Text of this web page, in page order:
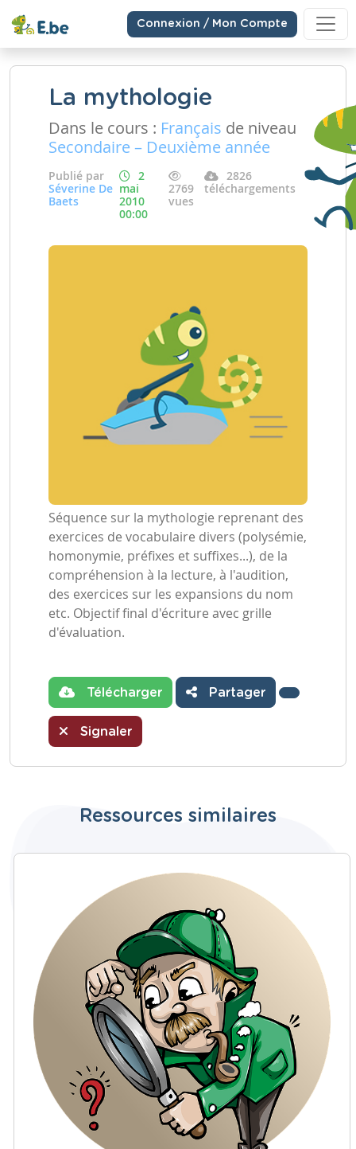
Connexion / Mon Compte
La mythologie
Dans le cours : Français de niveau
Secondaire – Deuxième année
Publié par
Séverine De
Baets
2
mai
2010
00:00
2769
vues
2826
téléchargements
Séquence sur la mythologie reprenant des
exercices de vocabulaire divers (polysémie,
homonymie, préfixes et suffixes...), de la
compréhension à la lecture, à l'audition,
des exercices sur les expansions du nom
etc. Objectif final d'écriture avec grille
d'évaluation.
Télécharger Partager
Signaler
Ressources similaires